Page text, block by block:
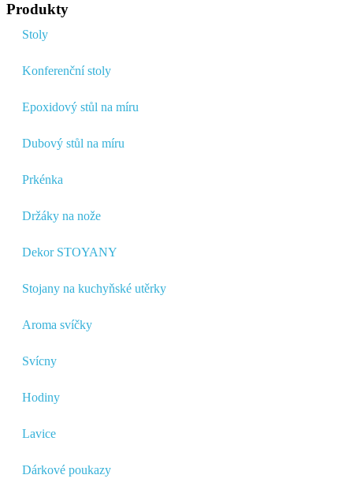
Produkty
Stoly
Konferenční stoly
Epoxidový stůl na míru
Dubový stůl na míru
Prkénka
Držáky na nože
Dekor STOYANY
Stojany na kuchyňské utěrky
Aroma svíčky
Svícny
Hodiny
Lavice
Dárkové poukazy